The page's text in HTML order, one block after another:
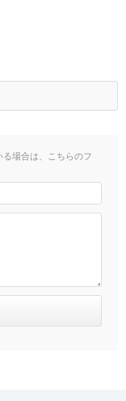
場合は、こちらのフ